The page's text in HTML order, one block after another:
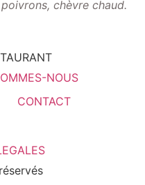
chèvre chaud.
NOUS
CONTACT